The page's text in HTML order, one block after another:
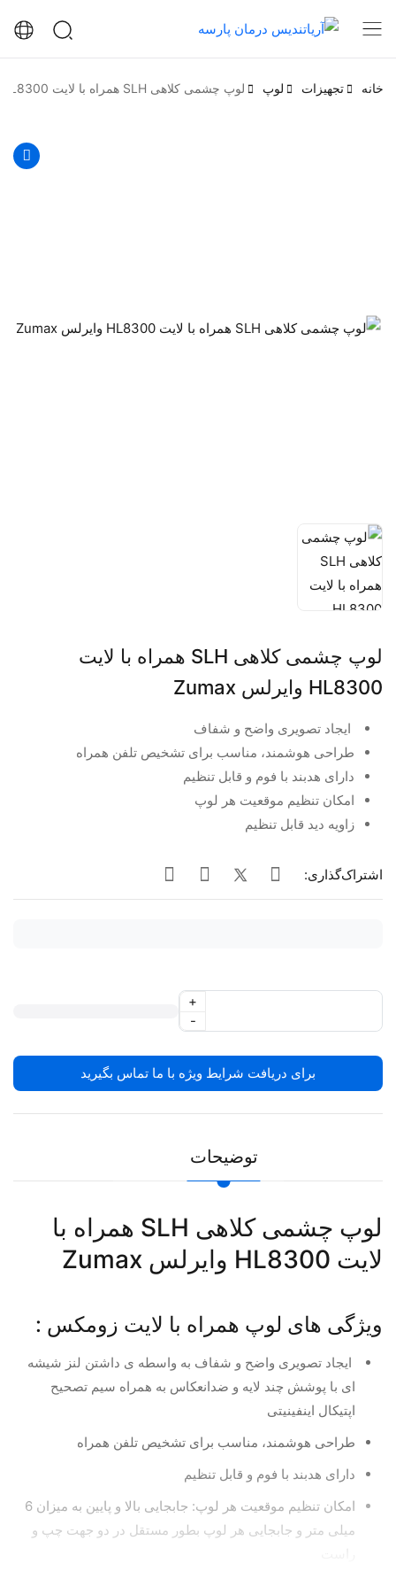
خانه تجهیزات لوپ لوپ چشمی کلاهی SLH همراه با لایت HL8300 وایرلس Zumax
لوپ چشمی کلاهی SLH همراه با لایت
HL8300 وایرلس Zumax
ایجاد تصویری واضح و شفاف
طراحی هوشمند، مناسب برای تشخیص تلفن همراه
دارای هدبند با فوم و قابل تنظیم
امکان تنظیم موقعیت هر لوپ
زاویه دید قابل تنظیم
اشتراک‌گذاری:
-
+
برای دریافت شرایط ویژه با ما تماس بگیرید
توضیحات
لوپ چشمی کلاهی SLH همراه با
لایت HL8300 وایرلس Zumax
ویژگی های لوپ همراه با لایت زومکس :
ایجاد تصویری واضح و شفاف به واسطه ی داشتن لنز شیشه
ای با پوشش چند لایه و ضدانعکاس به همراه سیم تصحیح
اپتیکال اینفینیتی
طراحی هوشمند، مناسب برای تشخیص تلفن همراه
دارای هدبند با فوم و قابل تنظیم
امکان تنظیم موقعیت هر لوپ: جابجایی بالا و پایین به میزان 6
میلی متر و جابجایی هر لوپ بطور مستقل در دو جهت چپ و